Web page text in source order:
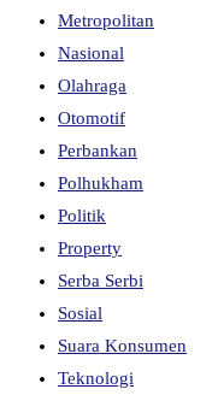
Metropolitan
Nasional
Olahraga
Otomotif
Perbankan
Polhukham
Politik
Property
Serba Serbi
Sosial
Suara Konsumen
Teknologi